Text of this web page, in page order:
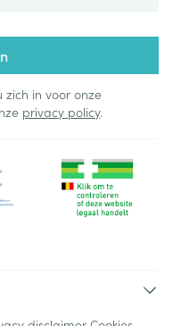
zich in voor onze
privacy policy.